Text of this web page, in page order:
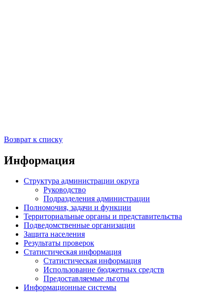
Возврат к списку
Информация
Структура администрации округа
Руководство
Подразделения администрации
Полномочия, задачи и функции
Территориальные органы и представительства
Подведомственные организации
Защита населения
Результаты проверок
Статистическая информация
Статистическая информация
Использование бюджетных средств
Предоставляемые льготы
Информационные системы